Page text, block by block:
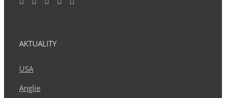
AKTUALITY
USA
Anglie